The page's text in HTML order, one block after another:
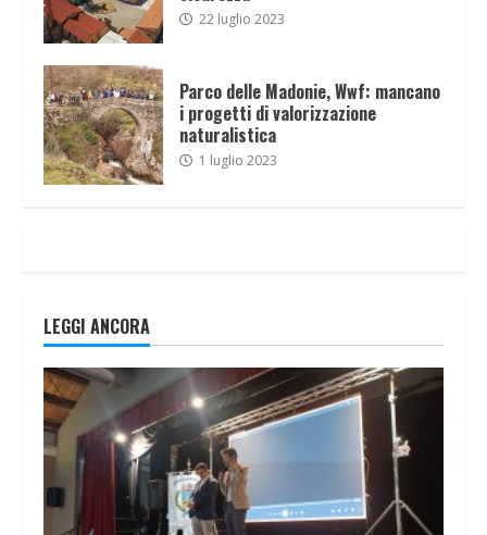
22 luglio 2023
Parco delle Madonie, Wwf: mancano
i progetti di valorizzazione
naturalistica
1 luglio 2023
LEGGI ANCORA